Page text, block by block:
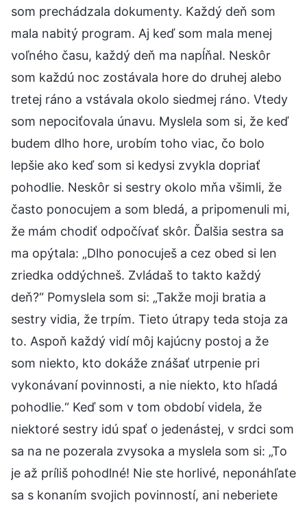
som prechádzala dokumenty. Každý deň som
mala nabitý program. Aj keď som mala menej
voľného času, každý deň ma napĺňal. Neskôr
som každú noc zostávala hore do druhej alebo
tretej ráno a vstávala okolo siedmej ráno. Vtedy
som nepociťovala únavu. Myslela som si, že keď
budem dlho hore, urobím toho viac, čo bolo
lepšie ako keď som si kedysi zvykla dopriať
pohodlie. Neskôr si sestry okolo mňa všimli, že
často ponocujem a som bledá, a pripomenuli mi,
že mám chodiť odpočívať skôr. Ďalšia sestra sa
ma opýtala: „Dlho ponocuješ a cez obed si len
zriedka oddýchneš. Zvládaš to takto každý
deň?“ Pomyslela som si: „Takže moji bratia a
sestry vidia, že trpím. Tieto útrapy teda stoja za
to. Aspoň každý vidí môj kajúcny postoj a že
som niekto, kto dokáže znášať utrpenie pri
vykonávaní povinnosti, a nie niekto, kto hľadá
pohodlie.“ Keď som v tom období videla, že
niektoré sestry idú spať o jedenástej, v srdci som
sa na ne pozerala zvysoka a myslela som si: „To
je až príliš pohodlné! Nie ste horlivé, neponáhľate
sa s konaním svojich povinností, ani neberiete